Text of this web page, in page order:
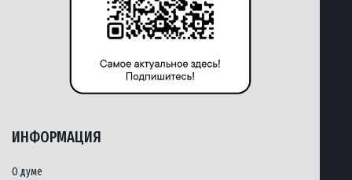
ИНФОРМАЦИЯ
О думе